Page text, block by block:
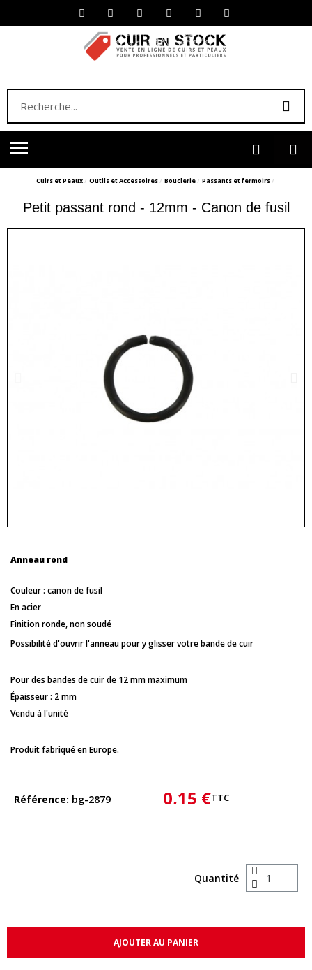
Cuirs et Peaux Outils et Accessoires Bouclerie Passants et fermoirs
Petit passant rond - 12mm - Canon de fusil
Anneau rond
Couleur : canon de fusil
En acier
Finition ronde, non soudé
Possibilité d'ouvrir l'anneau pour y glisser votre bande de cuir
Pour des bandes de cuir de 12 mm maximum
Épaisseur : 2 mm
Vendu à l'unité
Produit fabriqué en Europe.
Référence bg-2879 0,15 €TTC
Quantité
AJOUTER AU PANIER